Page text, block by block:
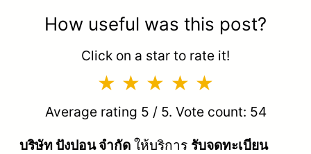
How useful was this post?
Click on a star to rate it!
Average rating 5 / 5. Vote count: 54
บริษัท ปังปอน จำกัด ให้บริการ รับจดทะเบียน